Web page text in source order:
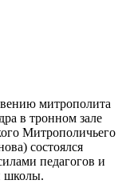
митрополита
в тронном зале
Митрополичьего
состоялся
педагогов и
школы.